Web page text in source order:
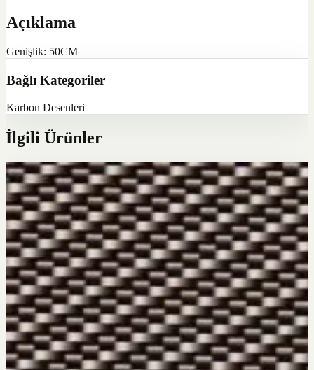
Açıklama
Genişlik: 50CM
Bağlı Kategoriler
Karbon Desenleri
İlgili Ürünler